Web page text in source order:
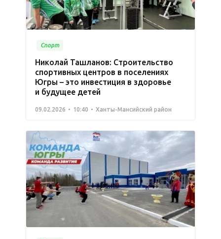
Спорт
Николай Ташланов: Строительство
спортивных центров в поселениях
Югры – это инвестиция в здоровье
и будущее детей
09.02.2026 10:40 Ханты-Мансийский район